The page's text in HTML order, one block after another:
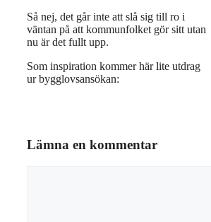
Så nej, det går inte att slå sig till ro i
väntan på att kommunfolket gör sitt utan
nu är det fullt upp.
Som inspiration kommer här lite utdrag
ur bygglovsansökan:
Lämna en kommentar